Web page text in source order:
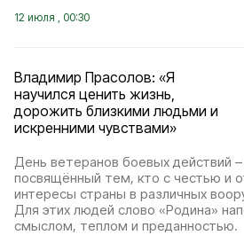
12 июля , 00:30
Владимир Прасолов: «Я
научился ценить жизнь,
дорожить близкими людьми и
искренними чувствами»
День ветеранов боевых действий –
посвящённый тем, кто с честью и
интересы страны в различных
Для этих людей слово «Родина»
смыслом, теплом и преданностью.